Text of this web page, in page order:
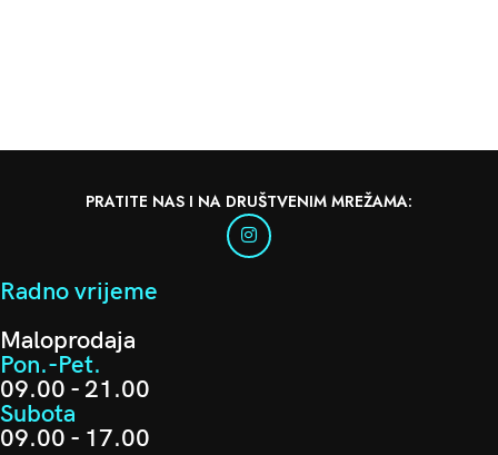
PRATITE NAS I NA DRUŠTVENIM MREŽAMA:
Radno vrijeme
Maloprodaja
Pon.-Pet.
09.00 - 21.00
Subota
09.00 - 17.00